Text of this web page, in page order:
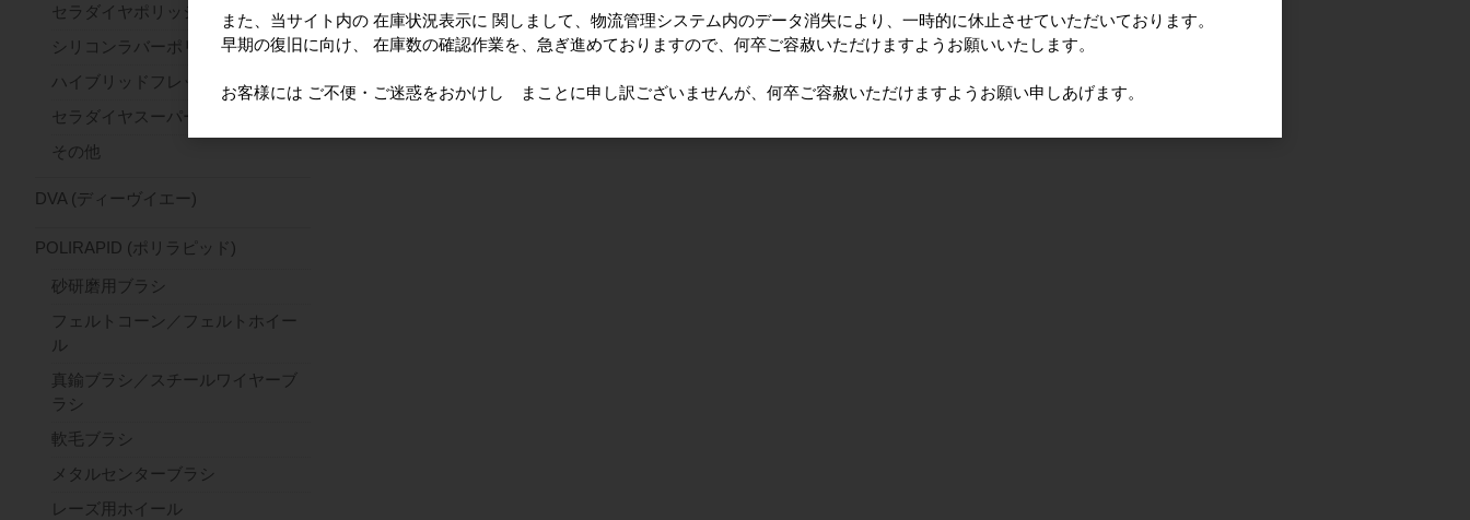
セラダイヤポリッシャー
シリコンラバーポリッシャー
ハイブリッドフレックス
セラダイヤスーパーファースト
その他
DVA (ディーヴイエー)
POLIRAPID (ポリラピッド)
砂研磨用ブラシ
フェルトコーン／フェルトホイー
ル
真鍮ブラシ／スチールワイヤーブ
ラシ
軟毛ブラシ
メタルセンターブラシ
レーズ用ホイール
また、当サイト内の 在庫状況表示に 関しまして、物流管理システム内のデータ消失により、一時的に休止させていただいております。
早期の復旧に向け、 在庫数の確認作業を、急ぎ進めておりますので、何卒ご容赦いただけますようお願いいたします。
お客様には ご不便・ご迷惑をおかけし まことに申し訳ございませんが、何卒ご容赦いただけますようお願い申しあげます。